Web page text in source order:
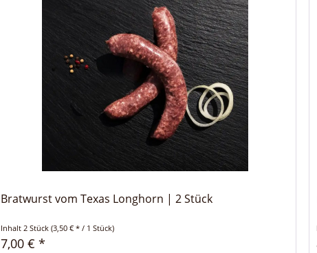
Bratwurst vom Texas Longhorn | 2 Stück
Inhalt2 Stück(3,50 € * / 1 Stück)
7,00 € *